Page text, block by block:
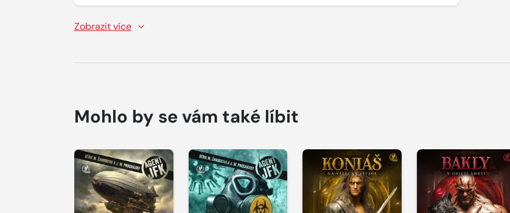
Zobrazit více
Mohlo by se vám také líbit
Přehrát
ukázku
Přehrát
ukázku
Přehrát
ukázku
Přehrát
ukázku